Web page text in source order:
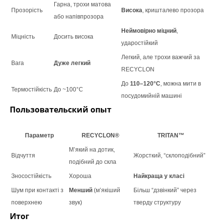
Прозорість
Гарна, трохи матова
або напівпрозора
Висока, кришталево прозора
Міцність Досить висока
Неймовірно міцний,
ударостійкий
Вага Дуже легкий
Легкий, але трохи важчий за
RECYCLON
Термостійкість До ~100°C
До 110–120°C, можна мити в
посудомийній машині
Пользовательский опыт
Параметр RECYCLON® TRITAN™
Відчуття
М’який на дотик,
подібний до скла
Жорсткий, “склоподібний”
Зносостійкість Хороша Найкраща у класі
Шум при контакті з
поверхнею
Менший (м’якіший
звук)
Більш “дзвінкий” через
тверду структуру
Итог